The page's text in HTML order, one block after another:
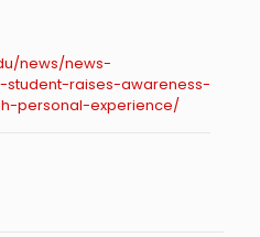
news/news-
raises-awareness-
personal-experience/